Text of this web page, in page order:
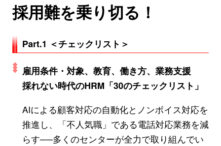
採用難を乗り切る！
Part.1 ＜チェックリスト＞
雇用条件・対象、教育、働き方、業務支援
採れない時代のHRM「30のチェックリスト」
AIによる顧客対応の自動化とノンボイス対応を
推進し、「不人気職」である電話対応業務を減
らす──多くのセンターが全力で取り組んでい